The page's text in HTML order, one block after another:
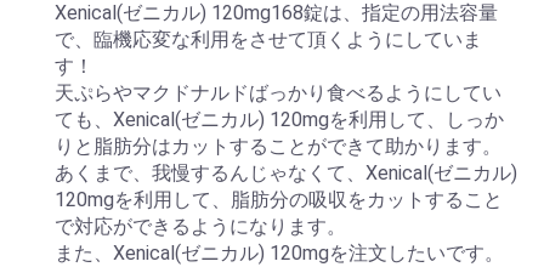
Xenical(ゼニカル) 120mg168錠は、指定の用法容量
で、臨機応変な利用をさせて頂くようにしていま
す！
天ぷらやマクドナルドばっかり食べるようにしてい
ても、Xenical(ゼニカル) 120mgを利用して、しっか
りと脂肪分はカットすることができて助かります。
あくまで、我慢するんじゃなくて、Xenical(ゼニカル)
120mgを利用して、脂肪分の吸収をカットすること
で対応ができるようになります。
また、Xenical(ゼニカル) 120mgを注文したいです。